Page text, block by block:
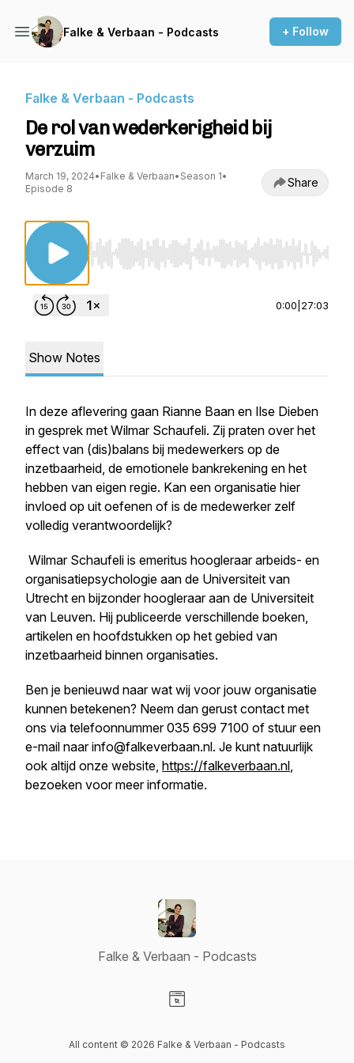
Falke & Verbaan - Podcasts + Follow
Falke & Verbaan - Podcasts
De rol van wederkerigheid bij
verzuim
March 19, 2024• Falke & Verbaan• Season 1•
Episode 8
Share
Use Left/Right to seek, Home/End to jump to
0:00 27:03
Show Notes
In deze aflevering gaan Rianne Baan en Ilse Dieben
in gesprek met Wilmar Schaufeli. Zij praten over het
effect van (dis)balans bij medewerkers op de
inzetbaarheid, de emotionele bankrekening en het
hebben van eigen regie. Kan een organisatie hier
invloed op uit oefenen of is de medewerker zelf
volledig verantwoordelijk?
Wilmar Schaufeli is emeritus hoogleraar arbeids- en
organisatiepsychologie aan de Universiteit van
Utrecht en bijzonder hoogleraar aan de Universiteit
van Leuven. Hij publiceerde verschillende boeken,
artikelen en hoofdstukken op het gebied van
inzetbaarheid binnen organisaties.
Ben je benieuwd naar wat wij voor jouw organisatie
kunnen betekenen? Neem dan gerust contact met
ons via telefoonnummer 035 699 7100 of stuur een
e-mail naar info@falkeverbaan.nl. Je kunt natuurlijk
ook altijd onze website, https://falkeverbaan.nl,
bezoeken voor meer informatie.
Falke & Verbaan - Podcasts
All content © 2026 Falke & Verbaan - Podcasts